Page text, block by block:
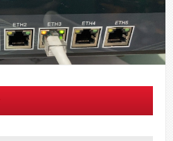
力
通
報
關
系
統
系
統
安
修,
網
路/
大
樓
公
料
件
區
法
台
中